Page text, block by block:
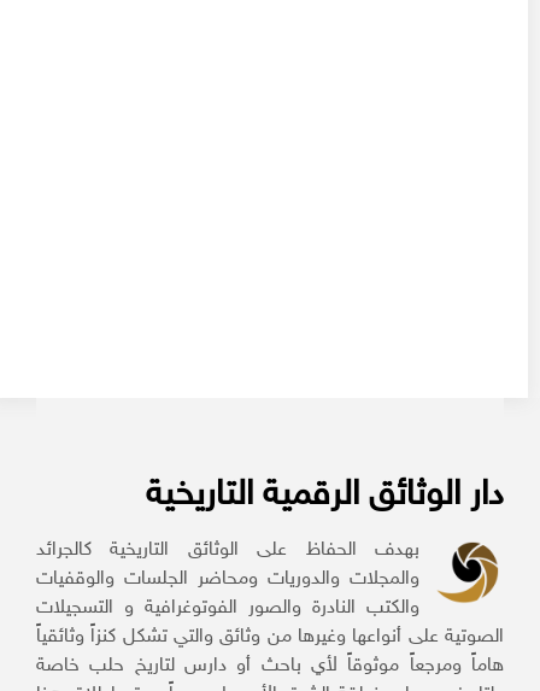
دار الوثائق الرقمية التاريخية
بهدف الحفاظ على الوثائق التاريخية كالجرائد
والمجلات والدوريات ومحاضر الجلسات والوقفيات
والكتب النادرة والصور الفوتوغرافية و التسجيلات
الصوتية على أنواعها وغيرها من وثائق والتي تشكل كنزاً وثائقياً
هاماً ومرجعاً موثوقاً لأي باحث أو دارس لتاريخ حلب خاصة